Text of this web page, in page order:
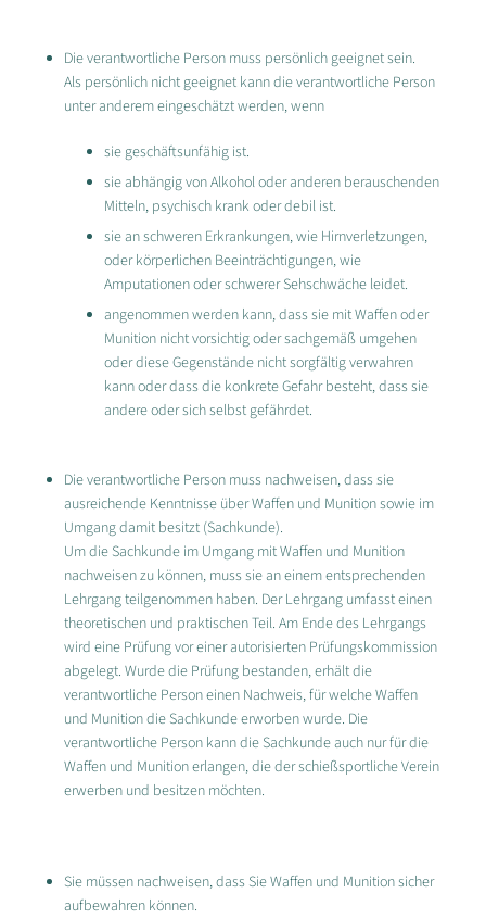
Die verantwortliche Person muss persönlich geeignet sein.
Als persönlich nicht geeignet kann die verantwortliche Person
unter anderem eingeschätzt werden, wenn
sie geschäftsunfähig ist.
sie abhängig von Alkohol oder anderen berauschenden
Mitteln, psychisch krank oder debil ist.
sie an schweren Erkrankungen, wie Hirnverletzungen,
oder körperlichen Beeinträchtigungen, wie
Amputationen oder schwerer Sehschwäche leidet.
angenommen werden kann, dass sie mit Waffen oder
Munition nicht vorsichtig oder sachgemäß umgehen
oder diese Gegenstände nicht sorgfältig verwahren
kann oder dass die konkrete Gefahr besteht, dass sie
andere oder sich selbst gefährdet.
Die verantwortliche Person muss nachweisen, dass sie
ausreichende Kenntnisse über Waffen und Munition sowie im
Umgang damit besitzt (Sachkunde).
Um die Sachkunde im Umgang mit Waffen und Munition
nachweisen zu können, muss sie an einem entsprechenden
Lehrgang teilgenommen haben. Der Lehrgang umfasst einen
theoretischen und praktischen Teil. Am Ende des Lehrgangs
wird eine Prüfung vor einer autorisierten Prüfungskommission
abgelegt. Wurde die Prüfung bestanden, erhält die
verantwortliche Person einen Nachweis, für welche Waffen
und Munition die Sachkunde erworben wurde. Die
verantwortliche Person kann die Sachkunde auch nur für die
Waffen und Munition erlangen, die der schießsportliche Verein
erwerben und besitzen möchten.
Sie müssen nachweisen, dass Sie Waffen und Munition sicher
aufbewahren können.